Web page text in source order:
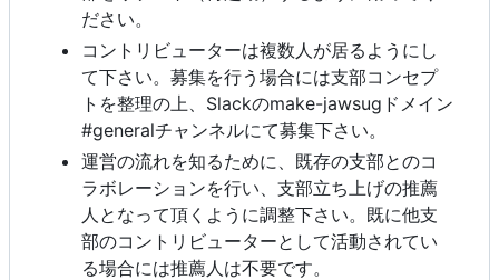
ださい。
コントリビューターは複数人が居るようにし
て下さい。募集を行う場合には支部コンセプ
トを整理の上、Slackのmake-jawsugドメイン
#generalチャンネルにて募集下さい。
運営の流れを知るために、既存の支部とのコ
ラボレーションを行い、支部立ち上げの推薦
人となって頂くように調整下さい。既に他支
部のコントリビューターとして活動されてい
る場合には推薦人は不要です。